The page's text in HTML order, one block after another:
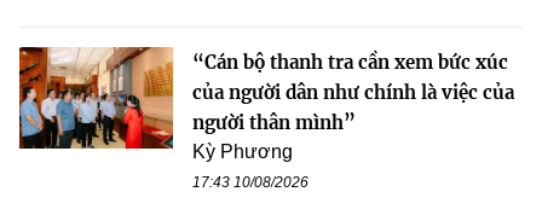
“Cán bộ thanh tra cần xem bức xúc
của người dân như chính là việc của
người thân mình”
Kỳ Phương
17:43 10/08/2026